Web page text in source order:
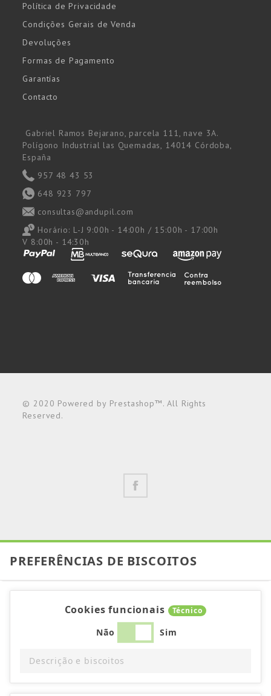
Política de Privacidade
Condições Gerais de Venda
Devoluções
Formas de Pagamento
Garantías
Contacto
Gabriel Ramos Bejarano, parcela 111, nave 3A.
Polígono Industrial las Quemadas, 14014 Córdoba,
España
957 48 43 53
648 923 797
consultas@andupil.com
Horário: L-J 9:00h - 14:00h / 15:00h - 17:00h
V 8:00h - 14:30h
© 2020 Powered by Prestashop™. All Rights
Reserved.
PREFERÊNCIAS DE BISCOITOS
Cookies funcionais Técnico
Não Sim
Descrição e biscoitos